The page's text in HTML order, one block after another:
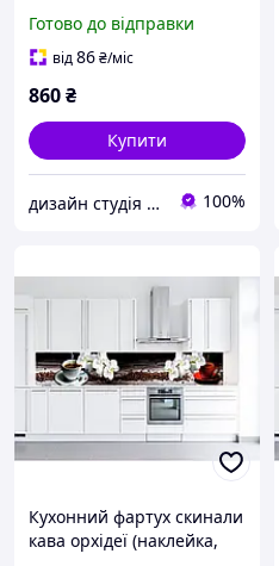
Готово до відправки
від86₴/міс
860₴
Купити
дизайн студія VlaDDecor 100%
Кухонний фартух скинали
кава орхідеї (наклейка,